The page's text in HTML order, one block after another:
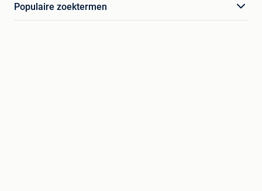
Populaire zoektermen